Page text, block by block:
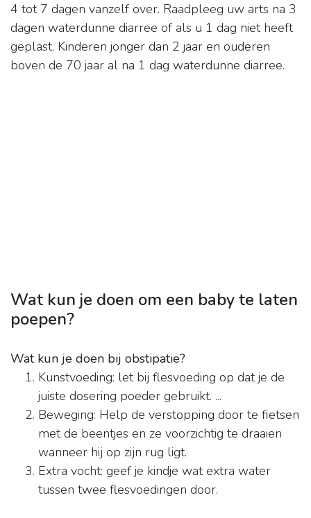
4 tot 7 dagen vanzelf over. Raadpleeg uw arts na 3
dagen waterdunne diarree of als u 1 dag niet heeft
geplast. Kinderen jonger dan 2 jaar en ouderen
boven de 70 jaar al na 1 dag waterdunne diarree.
Wat kun je doen om een baby te laten
poepen?
Wat kun je doen bij obstipatie?
Kunstvoeding: let bij flesvoeding op dat je de
juiste dosering poeder gebruikt. ...
Beweging: Help de verstopping door te fietsen
met de beentjes en ze voorzichtig te draaien
wanneer hij op zijn rug ligt.
Extra vocht: geef je kindje wat extra water
tussen twee flesvoedingen door.